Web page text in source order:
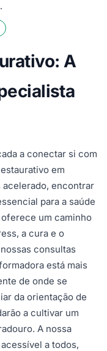
A
a conectar si com
em
acelerado, encontrar
para a saúde
um caminho
a cura e o
consultas
está mais
de onde se
da orientação de
a cultivar um
A nossa
a todos,